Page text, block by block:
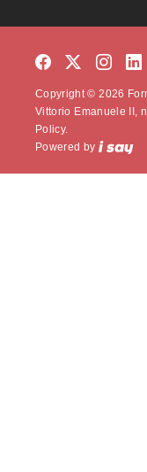
Copyright © 2026
Vittorio Emanuele II,
Policy.
Powered by